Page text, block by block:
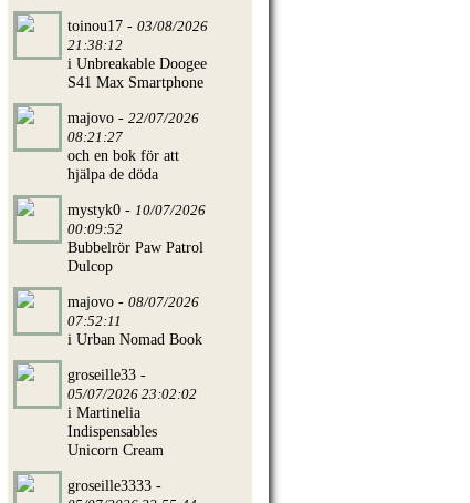
toinou17 - 03/08/2026
21:38:12
i Unbreakable Doogee
S41 Max Smartphone
majovo - 22/07/2026
08:21:27
och en bok för att
hjälpa de döda
mystyk0 - 10/07/2026
00:09:52
Bubbelrör Paw Patrol
Dulcop
majovo - 08/07/2026
07:52:11
i Urban Nomad Book
groseille33 -
05/07/2026 23:02:02
i Martinelia
Indispensables
Unicorn Cream
groseille3333 -